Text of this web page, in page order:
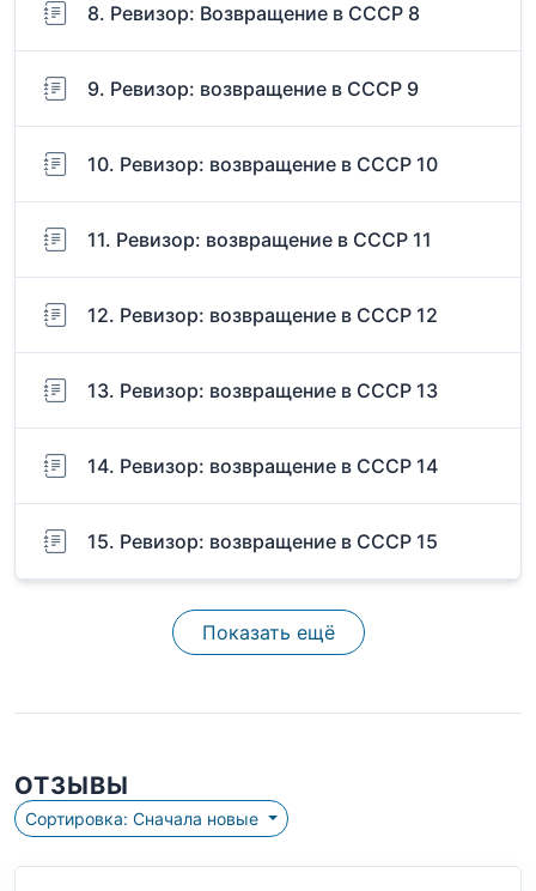
8. Ревизор: Возвращение в СССР 8
9. Ревизор: возвращение в СССР 9
10. Ревизор: возвращение в СССР 10
11. Ревизор: возвращение в СССР 11
12. Ревизор: возвращение в СССР 12
13. Ревизор: возвращение в СССР 13
14. Ревизор: возвращение в СССР 14
15. Ревизор: возвращение в СССР 15
Показать ещё
ОТЗЫВЫ
Сортировка: Сначала новые